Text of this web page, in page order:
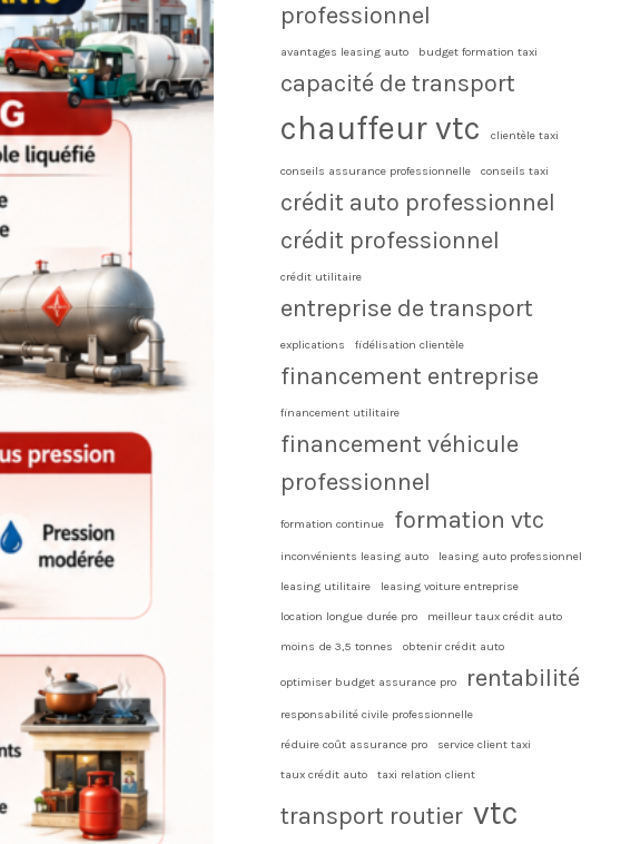
professionnel
avantages leasing auto budget formation taxi
capacité de transport
chauffeur vtc clientèle taxi
conseils assurance professionnelle conseils taxi
crédit auto professionnel
crédit professionnel
crédit utilitaire
entreprise de transport
explications fidélisation clientèle
financement entreprise
financement utilitaire
financement véhicule
professionnel
formation continue formation vtc
inconvénients leasing auto leasing auto professionnel
leasing utilitaire leasing voiture entreprise
location longue durée pro meilleur taux crédit auto
moins de 3,5 tonnes obtenir crédit auto
optimiser budget assurance pro rentabilité
responsabilité civile professionnelle
réduire coût assurance pro service client taxi
taux crédit auto taxi relation client
transport routier vtc